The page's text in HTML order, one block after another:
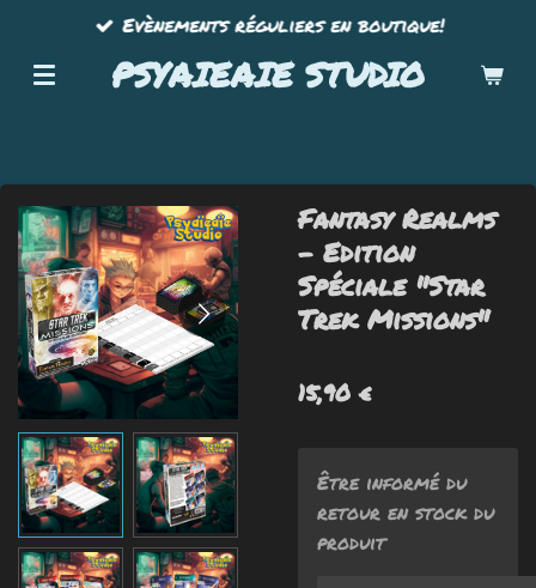
contenu
PSYAIEAIE STUDIO
Evènements réguliers en boutique!
Fantasy Realms
- Edition
Spéciale "Star
Trek Missions"
15,90 €
Être informé du
retour en stock du
produit